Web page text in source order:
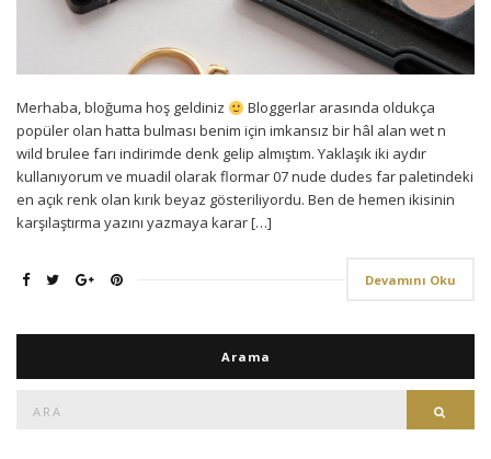
Merhaba, bloğuma hoş geldiniz
Bloggerlar arasında oldukça
popüler olan hatta bulması benim için imkansız bir hâl alan wet n
wild brulee farı indirimde denk gelip almıştım. Yaklaşık iki aydır
kullanıyorum ve muadil olarak flormar 07 nude dudes far paletindeki
en açık renk olan kırık beyaz gösteriliyordu. Ben de hemen ikisinin
karşılaştırma yazını yazmaya karar […]
Devamını Oku
Arama